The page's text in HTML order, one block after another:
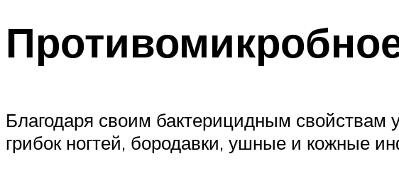
Благодаря своим бактерицидным свойствам
грибок ногтей, бородавки, ушные и кожные